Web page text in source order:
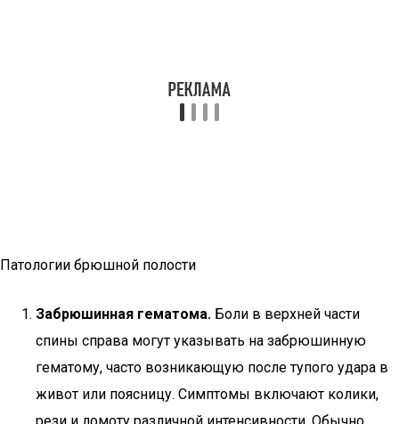
Патологии брюшной полости
Забрюшинная гематома. Боли в верхней части
спины справа могут указывать на забрюшинную
гематому, часто возникающую после тупого удара в
живот или поясницу. Симптомы включают колики,